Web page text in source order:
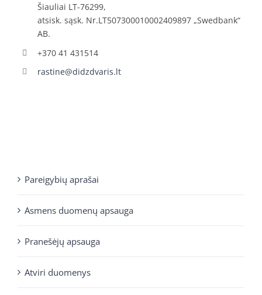
Šiauliai LT-76299,
atsisk. sąsk. Nr.LT507300010002409897 „Swedbank“
AB.
+370 41 431514
rastine@didzdvaris.lt
Pareigybių aprašai
Asmens duomenų apsauga
Pranešėjų apsauga
Atviri duomenys